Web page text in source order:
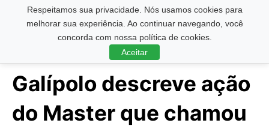
Respeitamos sua privacidade. Nós usamos cookies para
melhorar sua experiência. Ao continuar navegando, você
concorda com nossa política de cookies.
Aceitar
Pesquisar ...
Galípolo descreve ação
do Master que chamou